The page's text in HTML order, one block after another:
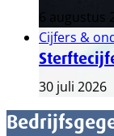
6 augustus
Cijfers &
30 juli 2026